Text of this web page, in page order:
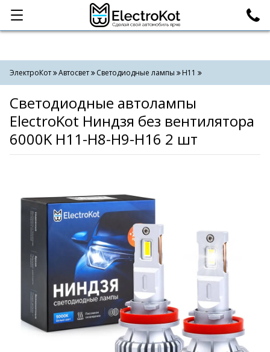
Категории Поиск
ЭлектроКот Автосвет Светодиодные лампы H11
Светодиодные автолампы
ElectroKot Ниндзя без вентилятора
6000K H11-H8-H9-H16 2 шт